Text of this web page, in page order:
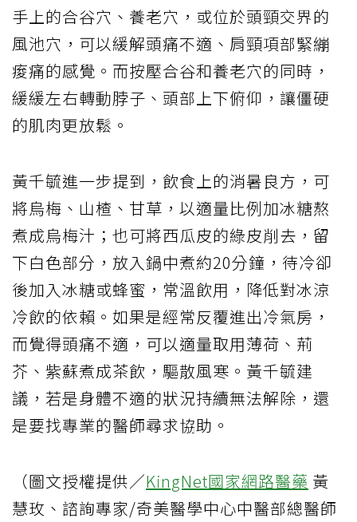
手上的合谷穴、養老穴，或位於頭頸交界的
風池穴，可以緩解頭痛不適、肩頸項部緊繃
痠痛的感覺。而按壓合谷和養老穴的同時，
緩緩左右轉動脖子、頭部上下俯仰，讓僵硬
的肌肉更放鬆。
黃千毓進一步提到，飲食上的消暑良方，可
將烏梅、山楂、甘草，以適量比例加冰糖熬
煮成烏梅汁；也可將西瓜皮的綠皮削去，留
下白色部分，放入鍋中煮約20分鐘，待冷卻
後加入冰糖或蜂蜜，常溫飲用，降低對冰涼
冷飲的依賴。如果是經常反覆進出冷氣房，
而覺得頭痛不適，可以適量取用薄荷、荊
芥、紫蘇煮成茶飲，驅散風寒。黃千毓建
議，若是身體不適的狀況持續無法解除，還
是要找專業的醫師尋求協助。
（圖文授權提供／KingNet國家網路醫藥 黃
慧玫、諮詢專家/奇美醫學中心中醫部總醫師